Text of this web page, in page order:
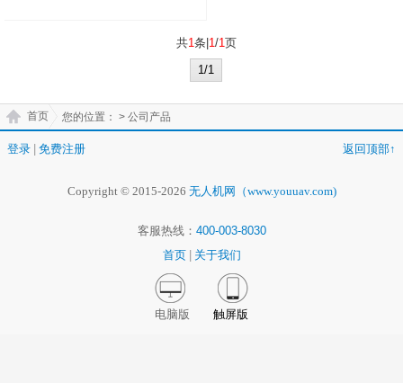
共1条| 1/1页
1/1
您的位置：
首页 > 公司产品
登录 免费注册 返回顶部↑
Copyright © 2015-2026 无人机网（www.youuav.com)
客服热线： 400-003-8030
首页
关于我们
电脑版 触屏版